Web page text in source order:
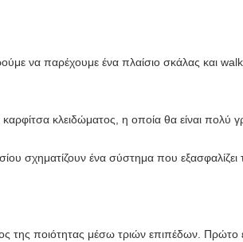
να παρέχουμε ένα πλαίσιο σκάλας και
κλειδώματος, η οποία θα είναι πολύ
σχηματίζουν ένα σύστημα που εξασφαλίζει
της ποιότητας μέσω τριών επιπέδων.